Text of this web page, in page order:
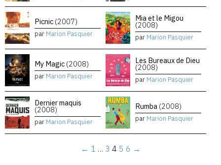
Picnic (2007)
par Marion Pasquier
Mia et le Migou
(2008)
par Marion Pasquier
My Magic (2008)
par Marion Pasquier
Les Bureaux de Dieu
(2008)
par Marion Pasquier
Dernier maquis
(2008)
par Marion Pasquier
Rumba (2008)
par Marion Pasquier
← 1 … 3 4 5 6 →